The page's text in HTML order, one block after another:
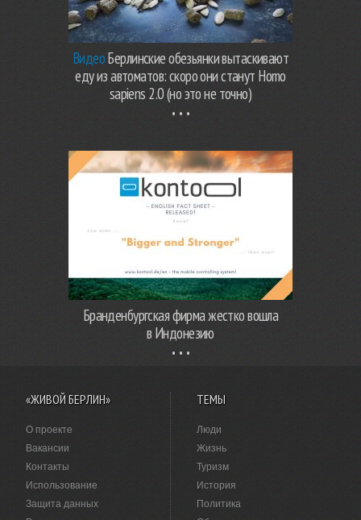
ВидеоБерлинские обезьянки вытаскивают
еду из автоматов: скоро они станут Homo
sapiens 2.0 (но это не точно)
Бранденбургская фирма жестко вошла
в Индонезию
«ЖИВОЙ БЕРЛИН»
О проекте
Вакансии
Контакты
Использование
Защита данных
ТЕМЫ
Люди
Жизнь
Туризм
История
Политика